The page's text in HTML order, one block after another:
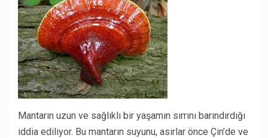
Mantarın uzun ve sağlıklı bir yaşamın sırrını barındırdığı
iddia ediliyor. Bu mantarın suyunu, asırlar önce Çin’de ve